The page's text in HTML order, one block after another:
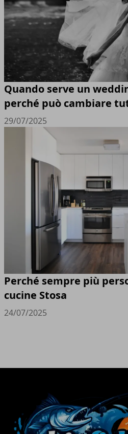
Quando serve un
perché può cambiare
29/07/2025
Perché sempre più
cucine Stosa
24/07/2025